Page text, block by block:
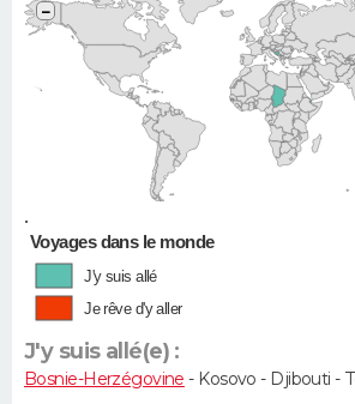
•
−
Voyages dans le monde
J'y suis allé
Je rêve d'y aller
J'y suis allé(e) :
Bosnie-Herzégovine - Kosovo - Djibouti -